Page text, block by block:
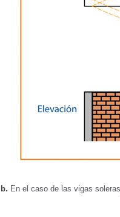
b. En el caso de las vigas